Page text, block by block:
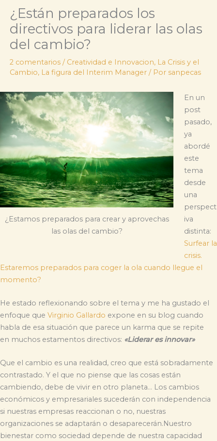
¿Están preparados los
directivos para liderar las olas
del cambio?
2 comentarios / Creatividad e Innovacion, La Crisis y el
Cambio, La figura del Interim Manager / Por sanpecas
¿Estamos preparados para crear y aprovechas
las olas del cambio?
En un
post
pasado,
ya
abordé
este
tema
desde
una
perspect
iva
distinta:
Surfear la
crisis.
Estaremos preparados para coger la ola cuando llegue el
momento?
He estado reflexionando sobre el tema y me ha gustado el
enfoque que Virginio Gallardo expone en su blog cuando
habla de esa situación que parece un karma que se repite
en muchos estamentos directivos: «Liderar es innovar»
Que el cambio es una realidad, creo que está sobradamente
contrastado. Y el que no piense que las cosas están
cambiendo, debe de vivir en otro planeta… Los cambios
económicos y empresariales sucederán con independencia
si nuestras empresas reaccionan o no, nuestras
organizaciones se adaptarán o desaparecerán.Nuestro
bienestar como sociedad depende de nuestra capacidad